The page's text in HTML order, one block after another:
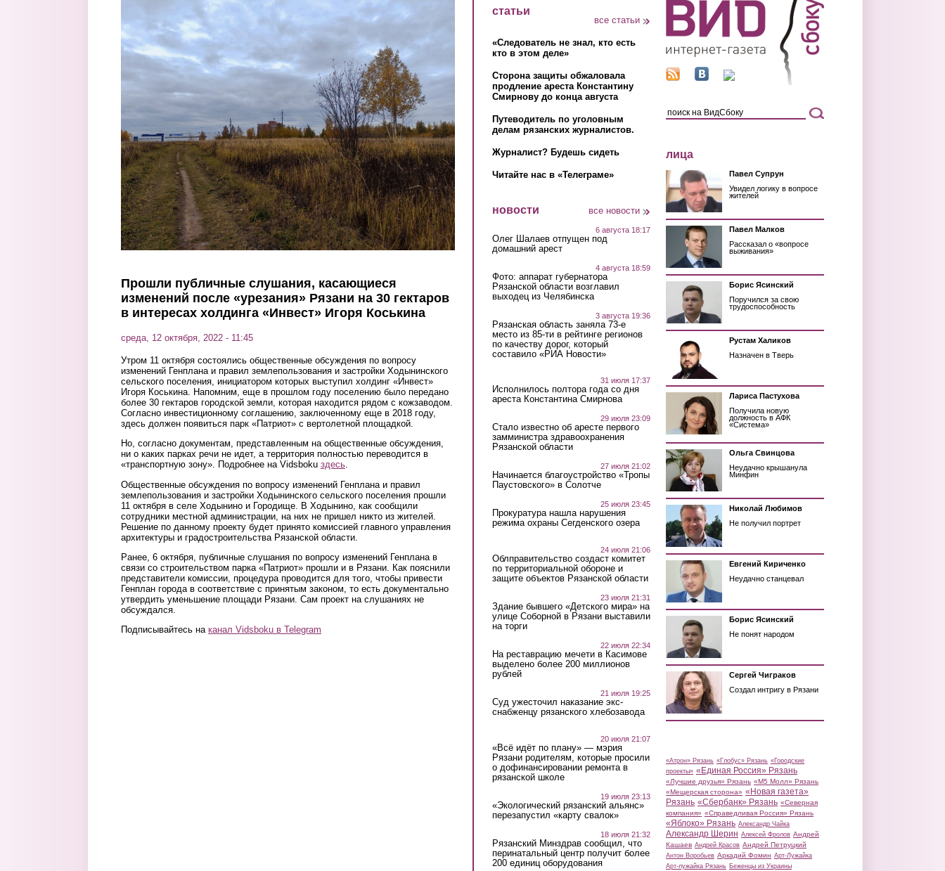
Прошли публичные слушания, касающиеся
изменений после «урезания» Рязани на 30 гектаров
в интересах холдинга «Инвест» Игоря Коськина
среда, 12 октября, 2022 - 11:45
Утром 11 октября состоялись общественные обсуждения по вопросу
изменений Генплана и правил землепользования и застройки Ходынинского
сельского поселения, инициатором которых выступил холдинг «Инвест»
Игоря Коськина. Напомним, еще в прошлом году поселению было передано
более 30 гектаров городской земли, которая находится рядом с кожзаводом.
Согласно инвестиционному соглашению, заключенному еще в 2018 году,
здесь должен появиться парк «Патриот» с вертолетной площадкой.
Но, согласно документам, представленным на общественные обсуждения,
ни о каких парках речи не идет, а территория полностью переводится в
«транспортную зону». Подробнее на Vidsboku здесь.
Общественные обсуждения по вопросу изменений Генплана и правил
землепользования и застройки Ходынинского сельского поселения прошли
11 октября в селе Ходынино и Городище. В Ходынино, как сообщили
сотрудники местной администрации, на них не пришел никто из жителей.
Решение по данному проекту будет принято комиссией главного управления
архитектуры и градостроительства Рязанской области.
Ранее, 6 октября, публичные слушания по вопросу изменений Генплана в
связи со строительством парка «Патриот» прошли и в Рязани. Как пояснили
представители комиссии, процедура проводится для того, чтобы привести
Генплан города в соответствие с принятым законом, то есть документально
утвердить уменьшение площади Рязани. Сам проект на слушаниях не
обсуждался.
Подписывайтесь на канал Vidsboku в Telegram
статьи
все статьи
«Следователь не знал, кто есть
кто в этом деле»
Сторона защиты обжаловала
продление ареста Константину
Смирнову до конца августа
Путеводитель по уголовным
делам рязанских журналистов.
Журналист? Будешь сидеть
Читайте нас в «Телеграме»
новости все новости
6 августа 18:17
Олег Шалаев отпущен под
домашний арест
4 августа 18:59
Фото: аппарат губернатора
Рязанской области возглавил
выходец из Челябинска
3 августа 19:36
Рязанская область заняла 73-е
место из 85-ти в рейтинге регионов
по качеству дорог, который
составило «РИА Новости»
31 июля 17:37
Исполнилось полтора года со дня
ареста Константина Смирнова
29 июля 23:09
Стало известно об аресте первого
замминистра здравоохранения
Рязанской области
27 июля 21:02
Начинается благоустройство «Тропы
Паустовского» в Солотче
25 июля 23:45
Прокуратура нашла нарушения
режима охраны Сегденского озера
24 июля 21:06
Облправительство создаст комитет
по территориальной обороне и
защите объектов Рязанской области
23 июля 21:31
Здание бывшего «Детского мира» на
улице Соборной в Рязани выставили
на торги
22 июля 22:34
На реставрацию мечети в Касимове
выделено более 200 миллионов
рублей
21 июля 19:25
Суд ужесточил наказание экс-
снабженцу рязанского хлебозавода
20 июля 21:07
«Всё идёт по плану» — мэрия
Рязани родителям, которые просили
о дофинансировании ремонта в
рязанской школе
19 июля 23:13
«Экологический рязанский альянс»
перезапустил «карту свалок»
18 июля 21:32
Рязанский Минздрав сообщил, что
перинатальный центр получит более
200 единиц оборудования
лица
Павел Супрун
Увидел логику в вопросе
жителей
Павел Малков
Рассказал о «вопросе
выживания»
Борис Ясинский
Поручился за свою
трудоспособность
Рустам Халиков
Назначен в Тверь
Лариса Пастухова
Получила новую
должность в АФК
«Система»
Ольга Свинцова
Неудачно крышанула
Минфин
Николай Любимов
Не получил портрет
Евгений Кириченко
Неудачно станцевал
Борис Ясинский
Не понят народом
Сергей Чиграков
Создал интригу в Рязани
«Атрон» Рязань «Глобус» Рязань «Городские
проекты» «Единая Россия» Рязань
«Лучшие друзья» Рязань «М5 Молл» Рязань
«Мещерская сторона» «Новая газета»
Рязань «Сбербанк» Рязань «Северная
компания» «Справедливая Россия» Рязань
«Яблоко» Рязань Александр Чайка
Александр Шерин Алексей Фролов Андрей
Кашаев Андрей Красов Андрей Петруцкий
Антон Воробьев Аркадий Фомин Арт-Лужайка
Арт-лужайка Рязань Беженцы из Украины